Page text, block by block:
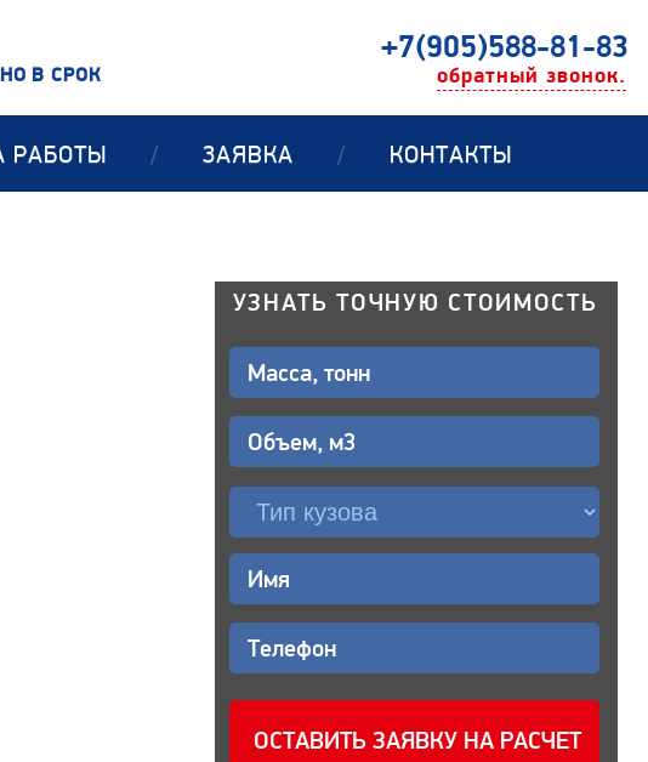
В СРОК
+7(905)588-81-83
обратный звонок.
РАБОТЫ / ЗАЯВКА / КОНТАКТЫ
УЗНАТЬ ТОЧНУЮ СТОИМОСТЬ